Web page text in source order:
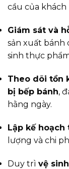
cầu của
Giám sát và
sản xuất bánh
sinh thực
Theo dõi tồn
bị bếp bánh,
hằng ngày.
Lập kế
lượng và chi
Duy trì vệ